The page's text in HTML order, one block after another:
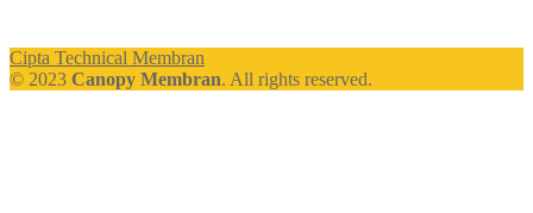
Cipta Technical Membran
© 2023 Canopy Membran. All rights reserved.